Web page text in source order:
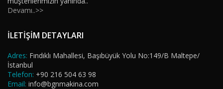
Devamı..>>
İLETİŞİM DETAYLARI
Adres: Fındıklı Mahallesi, Başıbüyük Yolu No:149/B Maltepe/
İstanbul
Telefon: +90 216 504 63 98
Email: info@bgnmakina.com